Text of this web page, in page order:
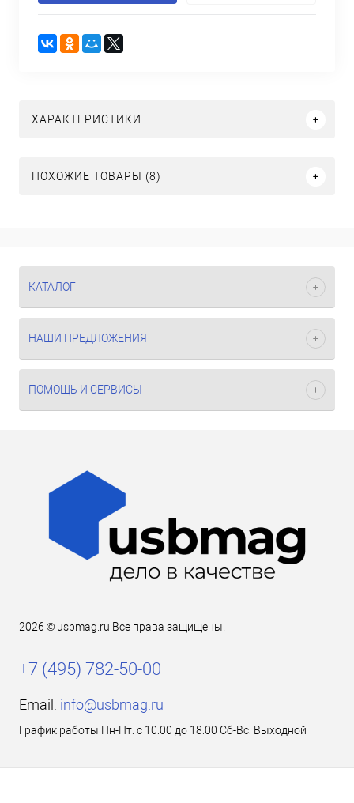
ХАРАКТЕРИСТИКИ
ПОХОЖИЕ ТОВАРЫ (8)
КАТАЛОГ
НАШИ ПРЕДЛОЖЕНИЯ
ПОМОЩЬ И СЕРВИСЫ
2026 © usbmag.ru Все права защищены.
+7 (495) 782-50-00
Email: info@usbmag.ru
График работы Пн-Пт: с 10:00 до 18:00 Сб-Вс: Выходной